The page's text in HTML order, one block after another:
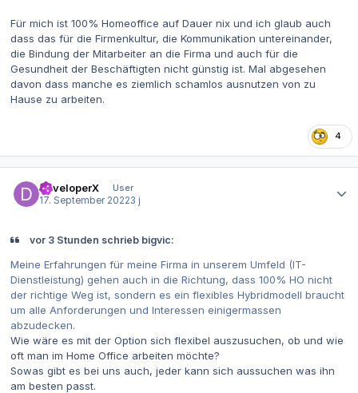
Für mich ist 100% Homeoffice auf Dauer nix und ich glaub auch
dass das für die Firmenkultur, die Kommunikation untereinander,
die Bindung der Mitarbeiter an die Firma und auch für die
Gesundheit der Beschäftigten nicht günstig ist. Mal abgesehen
davon dass manche es ziemlich schamlos ausnutzen von zu
Hause zu arbeiten.
4
DeveloperX
User
17. September 20223 j
vor 3 Stunden schrieb bigvic:
Meine Erfahrungen für meine Firma in unserem Umfeld (IT-
Dienstleistung) gehen auch in die Richtung, dass 100% HO nicht
der richtige Weg ist, sondern es ein flexibles Hybridmodell braucht
um alle Anforderungen und Interessen einigermassen
abzudecken.
Wie wäre es mit der Option sich flexibel auszusuchen, ob und wie
oft man im Home Office arbeiten möchte?
Sowas gibt es bei uns auch, jeder kann sich aussuchen was ihn
am besten passt.